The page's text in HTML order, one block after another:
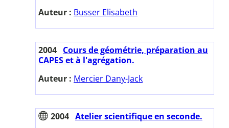
Auteur : Busser Elisabeth
2004 Cours de géométrie, préparation au
CAPES et à l'agrégation.
Auteur : Mercier Dany-Jack
2004 Atelier scientifique en seconde.